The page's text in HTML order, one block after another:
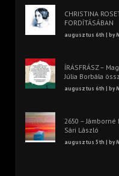
CHRISTINA
FORDÍTÁSÁBAN
augusztus 6th | by
ÍRÁSFRÁSZ –
Júlia Borbála
augusztus 6th | by
2650 –
Sári László
augusztus 5th | by